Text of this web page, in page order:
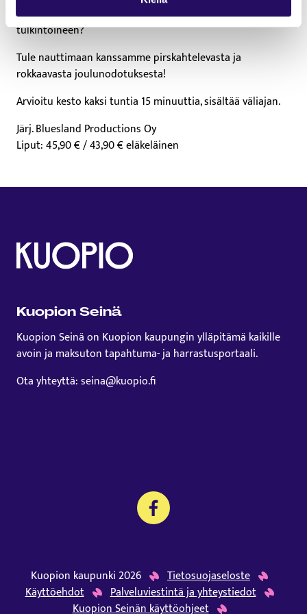
tuntema ja rakastama artisti ikonisine äänineen ja
tulkintoineen?
Tule nauttimaan kanssamme pirskahtelevasta ja
rokkaavasta joulunodotuksesta!
Arvioitu kesto kaksi tuntia 15 minuuttia, sisältää väliajan.
Järj. Bluesland Productions Oy
Liput: 45,90 € / 43,90 € eläkeläinen
Kuopion Seinä
Kuopion Seinä on Kuopion kaupungin ylläpitämä kaikille
avoin ja maksuton tapahtuma- ja harrastusportaali.
Ota yhteyttä: seina@kuopio.fi
Kuopion kaupunki 2026
Tietosuojaseloste
Käyttöehdot
Palveluviestintä ja yhteystiedot
Kuopion Seinän käyttöohjeet